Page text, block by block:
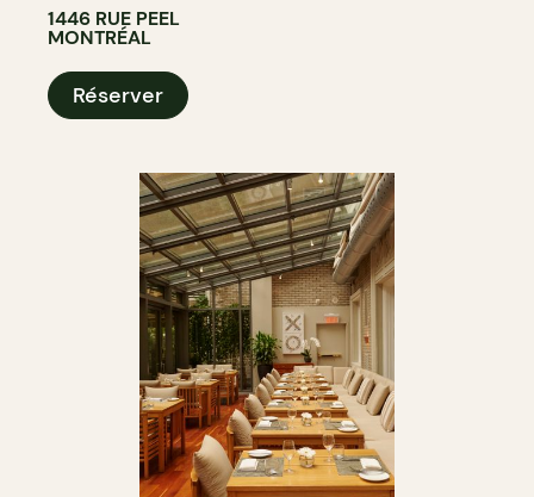
1446 RUE PEEL
MONTRÉAL
Réserver